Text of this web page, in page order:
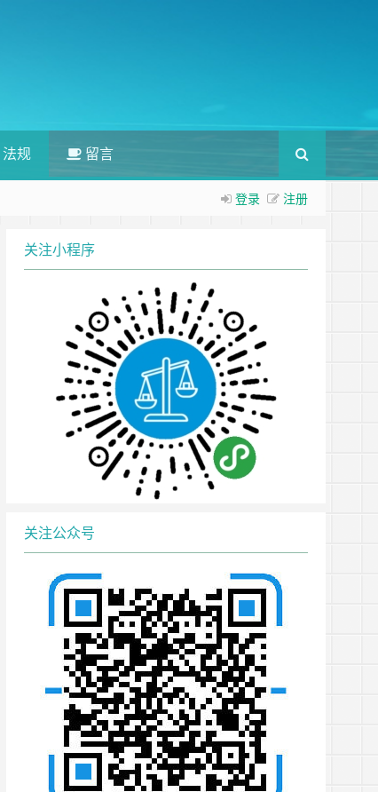
法规 留言
登录 注册
关注小程序
关注公众号